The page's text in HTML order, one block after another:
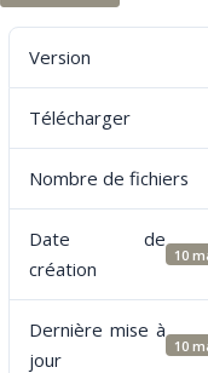
Version
Télécharger
Nombre de fichiers
Date de
création
10
Dernière mise à
jour
10